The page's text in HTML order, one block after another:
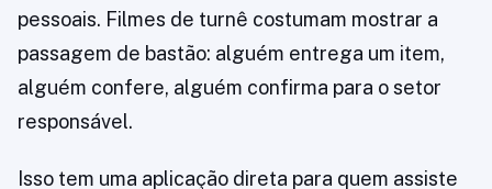
pessoais. Filmes de turnê costumam mostrar a
passagem de bastão: alguém entrega um item,
alguém confere, alguém confirma para o setor
responsável.
Isso tem uma aplicação direta para quem assiste